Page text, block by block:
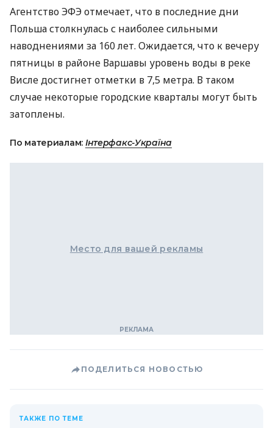
Агентство ЭФЭ отмечает, что в последние дни
Польша столкнулась с наиболее сильными
наводнениями за 160 лет. Ожидается, что к вечеру
пятницы в районе Варшавы уровень воды в реке
Висле достигнет отметки в 7,5 метра. В таком
случае некоторые городские кварталы могут быть
затоплены.
По материалам: Інтерфакс-Україна
Место для вашей рекламы
ПОДЕЛИТЬСЯ НОВОСТЬЮ
ТАКЖЕ ПО ТЕМЕ